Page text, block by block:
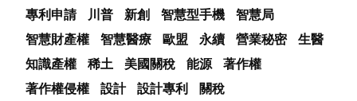
專利申請
川普 新創 智慧型手機
智慧局
智慧財產權
智慧醫療 歐盟 永續 營業秘密
生醫
知識產權
稀土 美國關稅 能源
著作權
著作權侵權
設計 設計專利 關稅